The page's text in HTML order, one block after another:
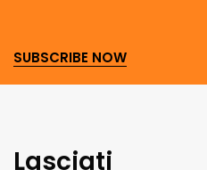
SUBSCRIBE NOW
Lasciati